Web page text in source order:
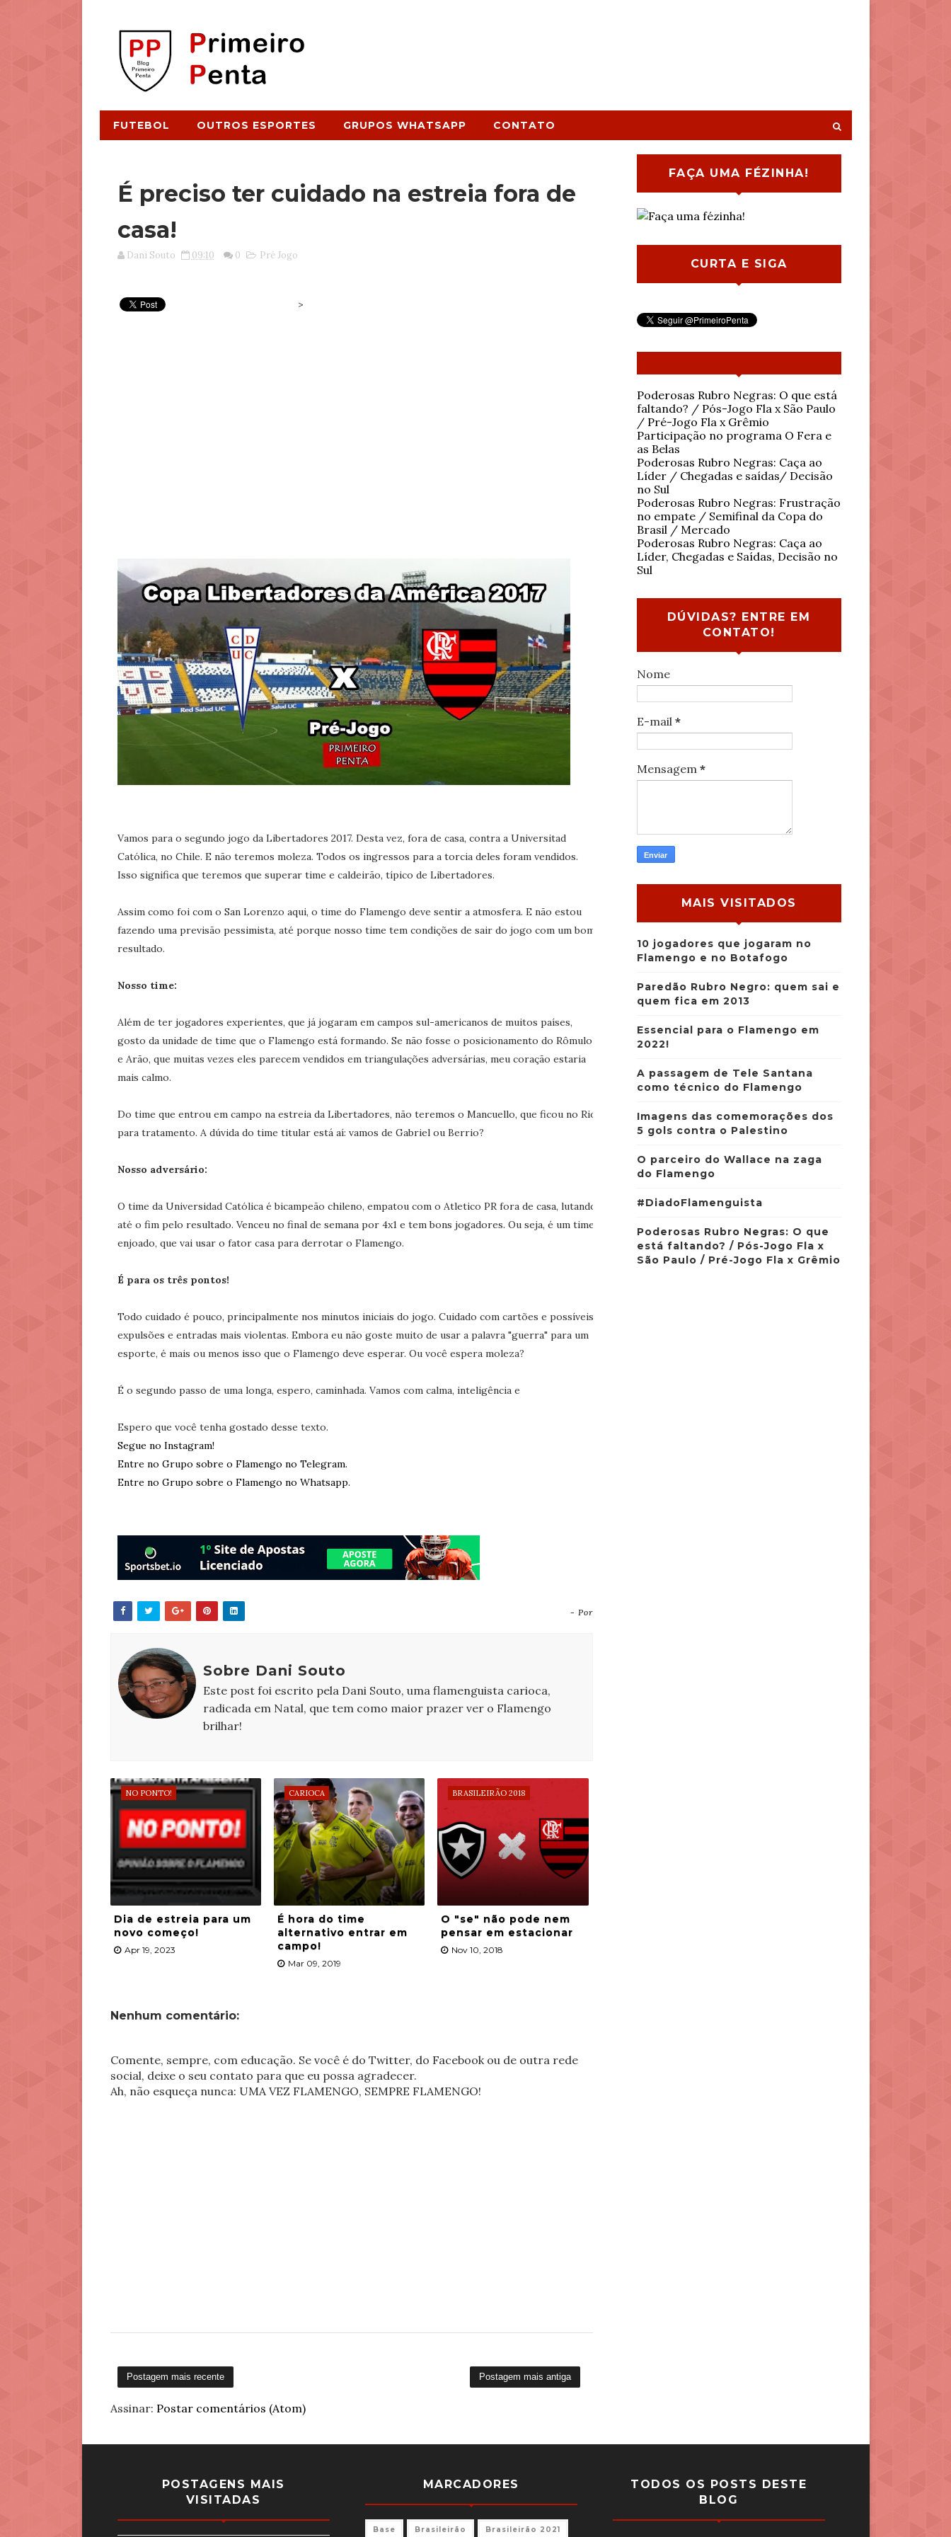
FUTEBOL OUTROS ESPORTES GRUPOS WHATSAPP CONTATO
É preciso ter cuidado na estreia fora de
casa!
Dani Souto 09:10 0 Pré Jogo
>
Vamos para o segundo jogo da Libertadores 2017. Desta vez, fora de casa, contra a Universitad
Católica, no Chile. E não teremos moleza. Todos os ingressos para a torcia deles foram vendidos.
Isso significa que teremos que superar time e caldeirão, típico de Libertadores.
Assim como foi com o San Lorenzo aqui, o time do Flamengo deve sentir a atmosfera. E não estou
fazendo uma previsão pessimista, até porque nosso time tem condições de sair do jogo com um bom
resultado.
Nosso time:
Além de ter jogadores experientes, que já jogaram em campos sul-americanos de muitos países,
gosto da unidade de time que o Flamengo está formando. Se não fosse o posicionamento do Rômulo
e Arão, que muitas vezes eles parecem vendidos em triangulações adversárias, meu coração estaria
mais calmo.
Do time que entrou em campo na estreia da Libertadores, não teremos o Mancuello, que ficou no Rio
para tratamento. A dúvida do time titular está aí: vamos de Gabriel ou Berrio?
Nosso adversário:
O time da Universidad Católica é bicampeão chileno, empatou com o Atletico PR fora de casa, lutando
até o fim pelo resultado. Venceu no final de semana por 4x1 e tem bons jogadores. Ou seja, é um time
enjoado, que vai usar o fator casa para derrotar o Flamengo.
É para os três pontos!
Todo cuidado é pouco, principalmente nos minutos iniciais do jogo. Cuidado com cartões e possíveis
expulsões e entradas mais violentas. Embora eu não goste muito de usar a palavra "guerra" para um
esporte, é mais ou menos isso que o Flamengo deve esperar. Ou você espera moleza?
É o segundo passo de uma longa, espero, caminhada. Vamos com calma, inteligência e
Espero que você tenha gostado desse texto.
Segue no Instagram!
Entre no Grupo sobre o Flamengo no Telegram.
Entre no Grupo sobre o Flamengo no Whatsapp.
- Por
Sobre Dani Souto
Este post foi escrito pela Dani Souto, uma flamenguista carioca,
radicada em Natal, que tem como maior prazer ver o Flamengo
brilhar!
NO PONTO!
Dia de estreia para um
novo começo!
Apr 19, 2023
CARIOCA
É hora do time
alternativo entrar em
campo!
Mar 09, 2019
BRASILEIRÃO 2018
O "se" não pode nem
pensar em estacionar
Nov 10, 2018
Nenhum comentário:
Comente, sempre, com educação. Se você é do Twitter, do Facebook ou de outra rede
social, deixe o seu contato para que eu possa agradecer.
Ah, não esqueça nunca: UMA VEZ FLAMENGO, SEMPRE FLAMENGO!
Postagem mais recente Postagem mais antiga
Assinar: Postar comentários (Atom)
FAÇA UMA FÉZINHA!
CURTA E SIGA
Poderosas Rubro Negras: O que está
faltando? / Pós-Jogo Fla x São Paulo
/ Pré-Jogo Fla x Grêmio
Participação no programa O Fera e
as Belas
Poderosas Rubro Negras: Caça ao
Líder / Chegadas e saídas/ Decisão
no Sul
Poderosas Rubro Negras: Frustração
no empate / Semifinal da Copa do
Brasil / Mercado
Poderosas Rubro Negras: Caça ao
Líder, Chegadas e Saídas, Decisão no
Sul
DÚVIDAS? ENTRE EM
CONTATO!
Nome
E-mail *
Mensagem *
MAIS VISITADOS
10 jogadores que jogaram no
Flamengo e no Botafogo
Paredão Rubro Negro: quem sai e
quem fica em 2013
Essencial para o Flamengo em
2022!
A passagem de Tele Santana
como técnico do Flamengo
Imagens das comemorações dos
5 gols contra o Palestino
O parceiro do Wallace na zaga
do Flamengo
#DiadoFlamenguista
Poderosas Rubro Negras: O que
está faltando? / Pós-Jogo Fla x
São Paulo / Pré-Jogo Fla x Grêmio
POSTAGENS MAIS
VISITADAS
MARCADORES
Base Brasileirão Brasileirão 2021
TODOS OS POSTS DESTE
BLOG